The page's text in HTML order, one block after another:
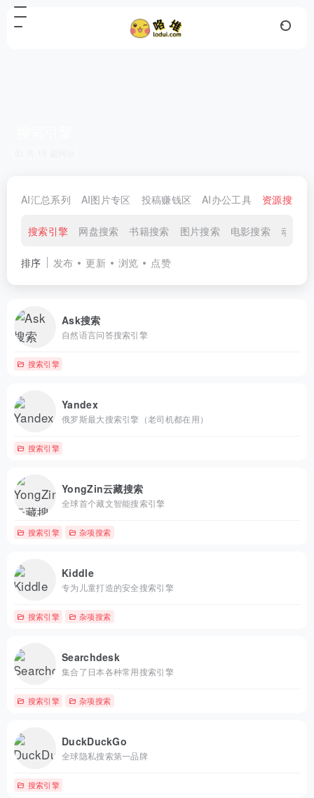
AI汇总系列 AI图片专区 投稿赚钱区 AI办公工具 资源搜索区
搜索引擎 网盘搜索 书籍搜索 图片搜索 电影搜索 动漫搜
排序 发布 更新 浏览 点赞
Ask搜索
自然语言问答搜索引擎
搜索引擎
Yandex
俄罗斯最大搜索引擎（老司机都在用）
搜索引擎
YongZin云藏搜索
全球首个藏文智能搜索引擎
搜索引擎 杂项搜索
Kiddle
专为儿童打造的安全搜索引擎
搜索引擎 杂项搜索
Searchdesk
集合了日本各种常用搜索引擎
搜索引擎 杂项搜索
DuckDuckGo
全球隐私搜索第一品牌
搜索引擎